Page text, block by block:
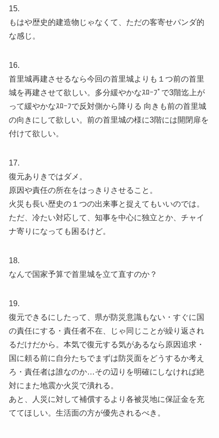
15.
もはや歴史的建造物じゃなくて、ただの客寄せパンダ的
な感じ。
16.
首里城再建させるなら今回の首里城よりも１つ前の首里
城を再建させて欲しい。多分緩やかなｽﾛｰﾌﾟで3階迄上が
って緩やかなｽﾛｰﾌで反対側から降りる 向きも前の首里城
の向きにして欲しい。前の首里城の様に3階には開閉扉を
付けて欲しい。
17.
復元ありきではダメ。
原因や責任の所在をはっきりさせること。
火災も長い歴史の１つの出来事と捉えてもいいのでは。
ただ、冷たい対応して、知事を中心に独立とか、チャイ
ナ寄りになっても困るけど。
18.
なんで国家予算で首里城を立て直すのか？
19.
復元できるにしたって、県が防災意識もない・すぐに国
の責任にする・責任者不在、じゃ同じことが繰り返され
るだけだから。本気で復元する気があるなら原因追求・
国に頼る前に自分たちでまずは防災面をどうするか考え
ろ・責任者は誰なのか…その辺りを明確にしなければ絶
対にまた地震か火災で潰れる。
あと、人災に対して補償するより各被災地に保証金を充
ててほしい。生活面の方が優先されるべき。